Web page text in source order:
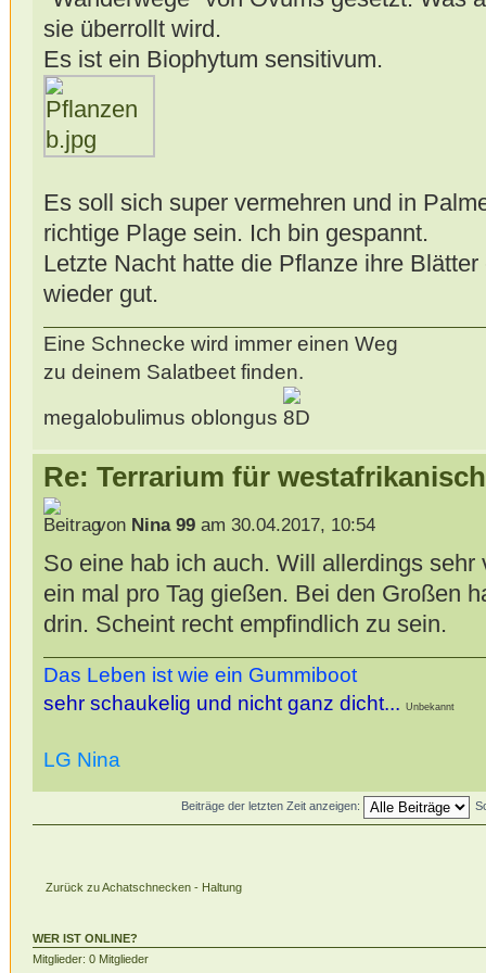
sie überrollt wird.
Es ist ein Biophytum sensitivum.
Es soll sich super vermehren und in
richtige Plage sein. Ich bin gespannt.
Letzte Nacht hatte die Pflanze ihre
wieder gut.
Eine Schnecke wird immer einen Weg
zu deinem Salatbeet finden.
megalobulimus oblongus
Re: Terrarium für
von Nina 99am 30.04.2017, 10:54
So eine hab ich auch. Will allerdings
ein mal pro Tag gießen. Bei den Großen
drin. Scheint recht empfindlich zu sein.
Das Leben ist wie ein Gummiboot
sehr schaukelig und nicht ganz dicht... Unbekannt
LG Nina
Beiträge der letzten Zeit anzeigen:
Zurück zu Achatschnecken - Haltung
WER IST ONLINE?
Mitglieder: 0 Mitglieder